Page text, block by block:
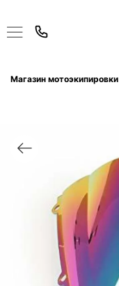
Магазин мотоэкипировки